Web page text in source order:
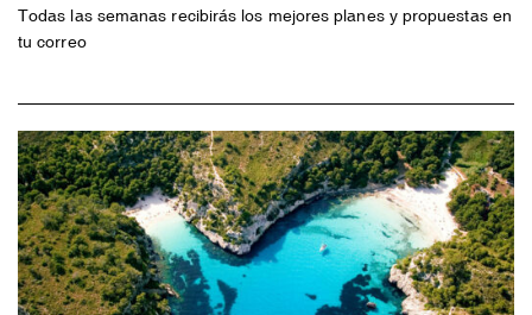
Todas las semanas recibirás los mejores planes y propuestas en
tu correo